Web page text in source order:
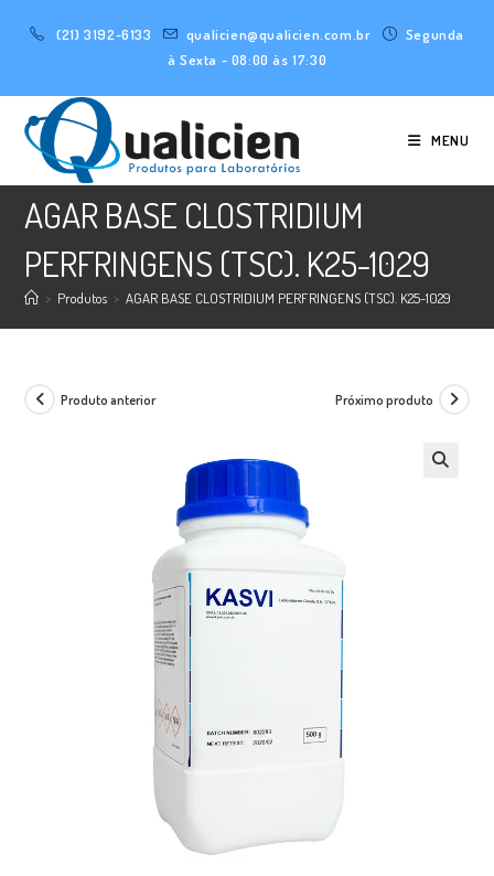
conteúdo
(21) 3192-6133 qualicien@qualicien.com.br
Segunda
à Sexta - 08:00 às 17:30
MENU
AGAR BASE CLOSTRIDIUM
PERFRINGENS (TSC). K25-1029
> Produtos > AGAR BASE CLOSTRIDIUM PERFRINGENS (TSC). K25-1029
Produto anterior Próximo produto